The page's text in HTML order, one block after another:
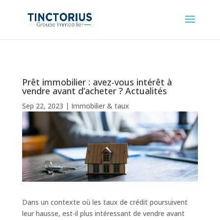
Prêt immobilier : avez-vous intérêt à
vendre avant d’acheter ? Actualités
Sep 22, 2023 | Immobilier & taux
Dans un contexte où les taux de crédit poursuivent
leur hausse, est-il plus intéressant de vendre avant